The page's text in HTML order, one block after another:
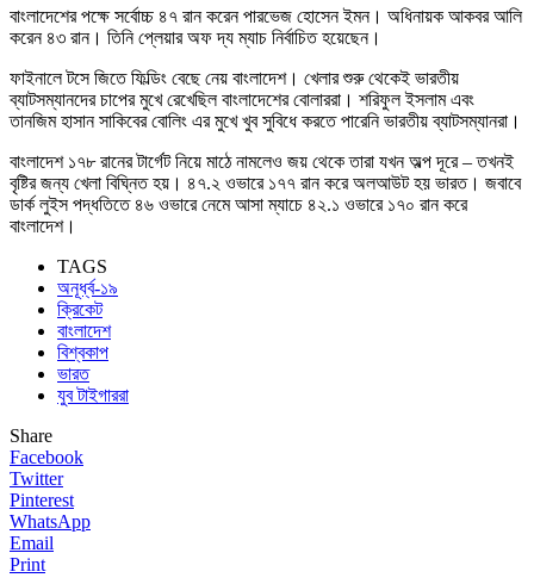
বাংলাদেশের পক্ষে সর্বোচ্চ ৪৭ রান করেন পারভেজ হোসেন ইমন। অধিনায়ক আকবর আলি
করেন ৪৩ রান। তিনি প্লেয়ার অফ দ্য ম্যাচ নির্বাচিত হয়েছেন।
ফাইনালে টসে জিতে ফিল্ডিং বেছে নেয় বাংলাদেশ। খেলার শুরু থেকেই ভারতীয়
ব্যাটসম্যানদের চাপের মুখে রেখেছিল বাংলাদেশের বোলাররা। শরিফুল ইসলাম এবং
তানজিম হাসান সাকিবের বোলিং এর মুখে খুব সুবিধে করতে পারেনি ভারতীয় ব্যাটসম্যানরা।
বাংলাদেশ ১৭৮ রানের টার্গেট নিয়ে মাঠে নামলেও জয় থেকে তারা যখন অল্প দূরে – তখনই
বৃষ্টির জন্য খেলা বিঘ্নিত হয়। ৪৭.২ ওভারে ১৭৭ রান করে অলআউট হয় ভারত। জবাবে
ডার্ক লুইস পদ্ধতিতে ৪৬ ওভারে নেমে আসা ম্যাচে ৪২.১ ওভারে ১৭০ রান করে
বাংলাদেশ।
TAGS
অনূর্ধ্ব-১৯
ক্রিকেট
বাংলাদেশ
বিশ্বকাপ
ভারত
যুব টাইগাররা
Share
Facebook
Twitter
Pinterest
WhatsApp
Email
Print